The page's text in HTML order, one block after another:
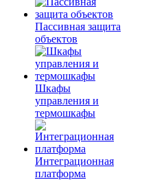
Пассивная защита
объектов
Шкафы
управления и
термошкафы
Интеграционная
платформа